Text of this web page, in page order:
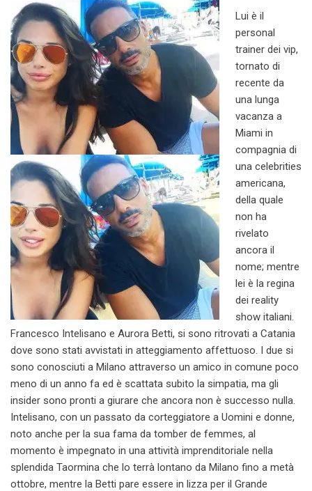
Lui è il
personal
trainer dei vip,
tornato di
recente da
una lunga
vacanza a
Miami in
compagnia di
una celebrities
americana,
della quale
non ha
rivelato
ancora il
nome; mentre
lei è la regina
dei reality
show italiani.
Francesco Intelisano e Aurora Betti, si sono ritrovati a Catania
dove sono stati avvistati in atteggiamento affettuoso. I due si
sono conosciuti a Milano attraverso un amico in comune poco
meno di un anno fa ed è scattata subito la simpatia, ma gli
insider sono pronti a giurare che ancora non è successo nulla.
Intelisano, con un passato da corteggiatore a Uomini e donne,
noto anche per la sua fama da tomber de femmes, al
momento è impegnato in una attività imprenditoriale nella
splendida Taormina che lo terrà lontano da Milano fino a metà
ottobre, mentre la Betti pare essere in lizza per il Grande